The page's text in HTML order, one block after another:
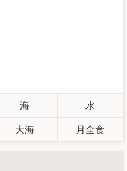
海 水
大海 月全食